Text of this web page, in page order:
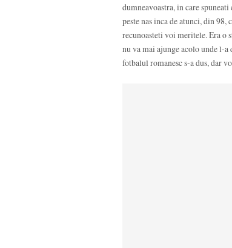
dumneavoastra, in care
peste nas inca de atunci, din 98,
recunoasteti voi meritele. Era o
nu va mai ajunge acolo unde l-a
fotbalul romanesc s-a dus, dar